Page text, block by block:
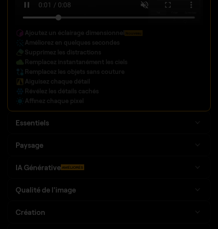
Ajoutez un éclairage dimensionnel Nouveau
Améliorez en quelques secondes
Supprimez les distractions
Remplacez instantanément les ciels
Remplacez les objets sans couture
Aiguisez chaque détail
Révélez les détails cachés
Affinez chaque pixel
Essentiels
Paysage
IA Générative AMÉLIORÉS
Qualité de l'image
Création